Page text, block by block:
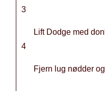
3
Lift Dodge med
4
Fjern lug nødder